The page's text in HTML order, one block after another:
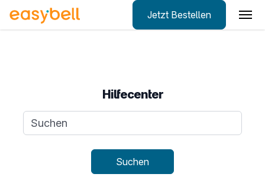
Jetzt Bestellen
Hilfecenter
Suchanfrage
Suchen